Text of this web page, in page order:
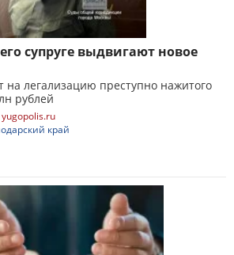
супруге выдвигают новое
на легализацию преступно нажитого
рублей
yugopolis.ru
край